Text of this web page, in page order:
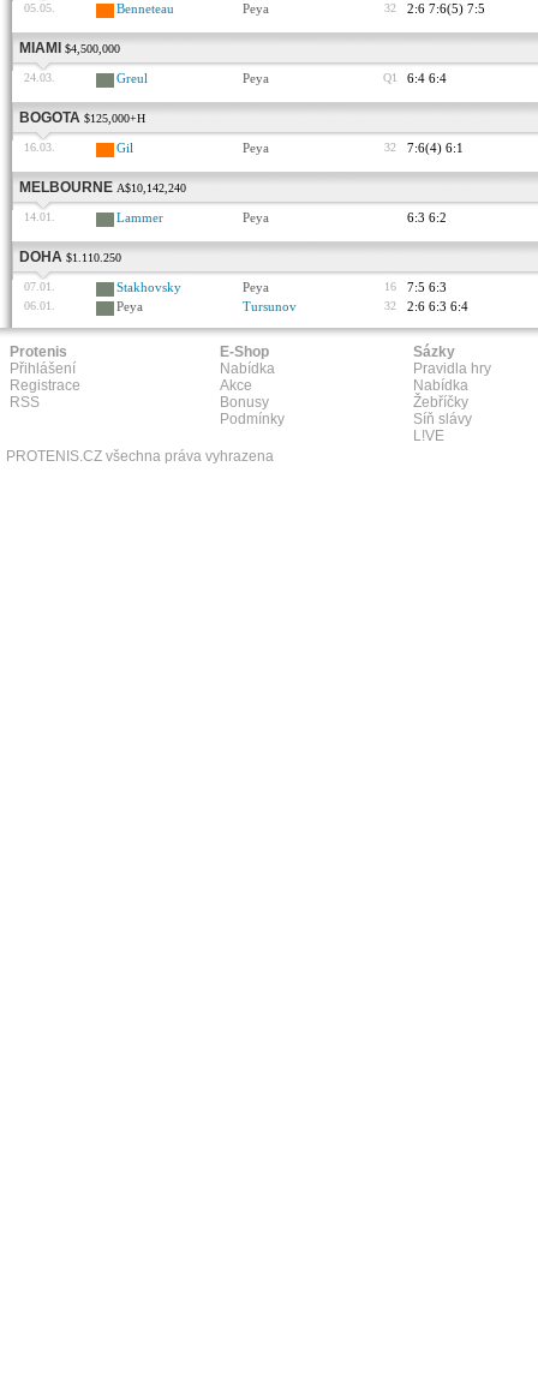
05.05. Benneteau Peya 32 2:6 7:6(5) 7:5
MIAMI $4,500,000
24.03. Greul Peya Q1 6:4 6:4
BOGOTA $125,000+H
16.03. Gil Peya 32 7:6(4) 6:1
MELBOURNE A$10,142,240
14.01. Lammer Peya 6:3 6:2
DOHA $1.110.250
07.01. Stakhovsky Peya 16 7:5 6:3
06.01. Peya Tursunov 32 2:6 6:3 6:4
Protenis
Přihlášení
Registrace
RSS
E-Shop
Nabídka
Akce
Bonusy
Podmínky
Sázky
Pravidla hry
Nabídka
Žebříčky
Síň slávy
L!VE
PROTENIS.CZ všechna práva vyhrazena